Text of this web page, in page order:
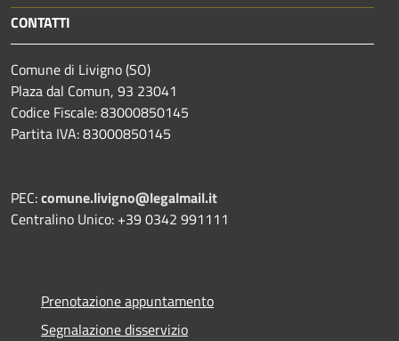
CONTATTI
Comune di Livigno (SO)
Plaza dal Comun, 93 23041
Codice Fiscale: 83000850145
Partita IVA: 83000850145
PEC:comune.livigno@legalmail.it
Centralino Unico: +39 0342 991111
Prenotazione appuntamento
Segnalazione disservizio